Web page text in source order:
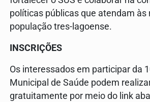
políticas públicas que atendam às
população tres-lagoense.
INSCRIÇÕES
Os interessados em participar da
Municipal de Saúde podem
gratuitamente por meio do link